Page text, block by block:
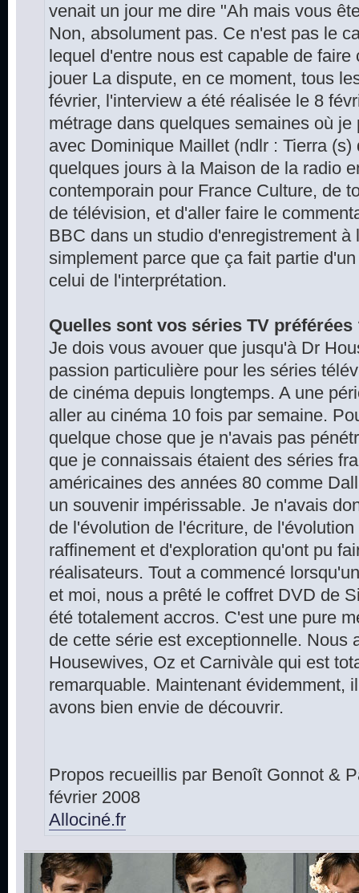
venait un jour me dire "Ah mais vous
Non, absolument pas. Ce n'est pas le
lequel d'entre nous est capable de
jouer La dispute, en ce moment, tous
février, l'interview a été réalisée le 8
métrage dans quelques semaines où
avec Dominique Maillet (ndlr : Tierra
quelques jours à la Maison de la radio
contemporain pour France Culture, de
de télévision, et d'aller faire le
BBC dans un studio d'enregistrement à
simplement parce que ça fait partie
celui de l'interprétation.
Quelles sont vos séries TV préférées
Je dois vous avouer que jusqu'à Dr
passion particulière pour les séries
de cinéma depuis longtemps. A une
aller au cinéma 10 fois par semaine.
quelque chose que je n'avais pas
que je connaissais étaient des séries
américaines des années 80 comme
un souvenir impérissable. Je n'avais
de l'évolution de l'écriture, de
raffinement et d'exploration qu'ont pu
réalisateurs. Tout a commencé
et moi, nous a prêté le coffret DVD de
été totalement accros. C'est une pure
de cette série est exceptionnelle. Nous
Housewives, Oz et Carnivàle qui est
remarquable. Maintenant évidemment,
avons bien envie de découvrir.
Propos recueillis par Benoît Gonnot &
février 2008
Allociné.fr